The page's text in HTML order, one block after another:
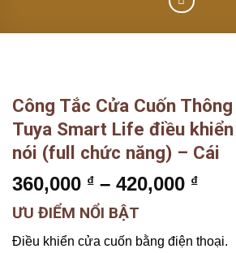
Công Tắc Cửa Cuốn
Tuya Smart Life điều
nói (full chức năng) – Cái
360,000 ₫ – 420,000 ₫
ƯU ĐIỂM NỔI BẬT
Điều khiển cửa cuốn bằng điện thoại.